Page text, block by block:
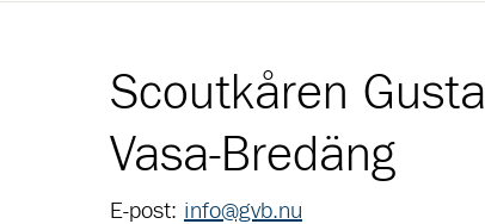
Scoutkåren
Vasa-Bredäng
E-post: info@gvb.nu